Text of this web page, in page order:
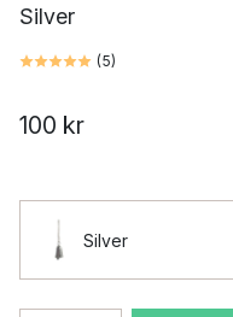
Silver
(5)
100 kr
Silver